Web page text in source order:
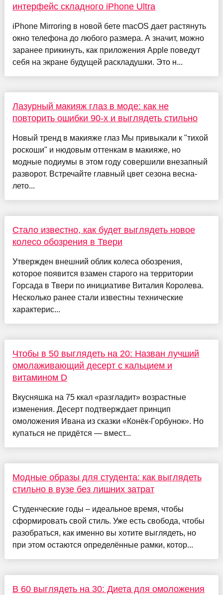
интерфейс складного iPhone Ultra
iPhone Mirroring в новой бете macOS дает растянуть
окно телефона до любого размера. А значит, можно
заранее прикинуть, как приложения Apple поведут
себя на экране будущей раскладушки. Это н...
Лазурный макияж глаз в моде: как не
повторить ошибки 90-х и выглядеть стильно
Новый тренд в макияже глаз Мы привыкали к "тихой
роскоши" и нюдовым оттенкам в макияже, но
модные подиумы в этом году совершили внезапный
разворот. Встречайте главный цвет сезона весна-
лето...
Стало известно, как будет выглядеть новое
колесо обозрения в Твери
Утвержден внешний облик колеса обозрения,
которое появится взамен старого на территории
Горсада в Твери по инициативе Виталия Королева.
Несколько ранее стали известны технические
характерис...
Чтобы в 50 выглядеть на 20: Назван лучший
омолаживающий десерт с кальцием и
витамином D
Вкусняшка на 75 ккал «разгладит» возрастные
изменения. Десерт подтверждает принцип
омоложения Ивана из сказки «Конёк-Горбунок». Но
купаться не придётся — вмест...
Модные образы для студента: как выглядеть
стильно в вузе без лишних затрат
Студенческие годы – идеальное время, чтобы
сформировать свой стиль. Уже есть свобода, чтобы
разобраться, как именно вы хотите выглядеть, но
при этом остаются определённые рамки, котор...
В 60 выглядеть на 30: Диета для омоложения